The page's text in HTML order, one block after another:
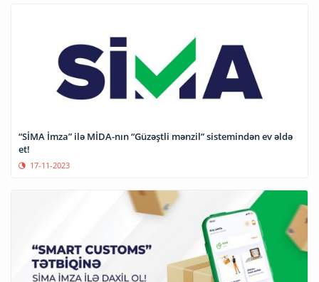
“SİMA İmza” ilə MİDA-nın “Güzəştli mənzil” sistemindən ev əldə
et!
17-11-2023